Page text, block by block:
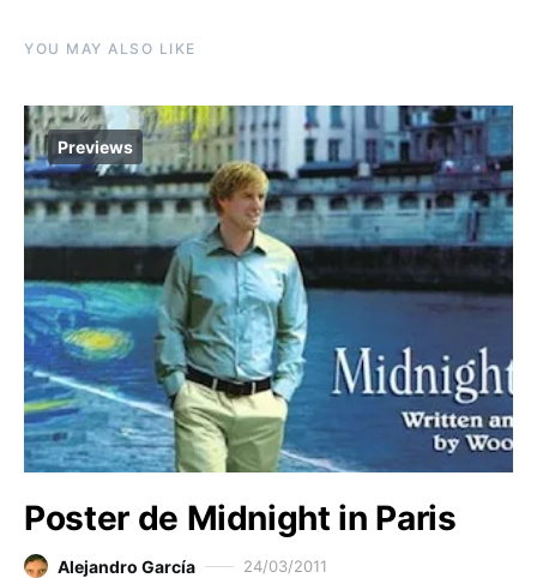
YOU MAY ALSO LIKE
Previews
Poster de Midnight in Paris
Alejandro García 24/03/2011